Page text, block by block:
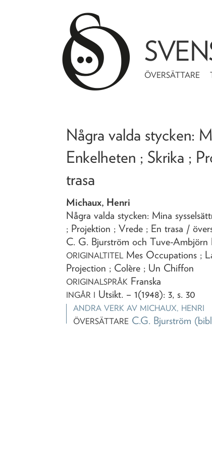
ÖVERSÄTTARE
Några valda stycken:
Enkelheten ; Skrika ;
trasa
Michaux, Henri
Några valda stycken: Mina
; Projektion ; Vrede ; En trasa /
C. G. Bjurström och Tuve-Ambjörn
ORIGINALTITEL Mes Occupations ;
Projection ; Colère ; Un Chiffon
ORIGINALSPRÅK Franska
INGÅR I Utsikt. – 1(1948): 3, s. 30
ANDRA VERK AV MICHAUX, HENRI
ÖVERSÄTTARE C.G. Bjurström